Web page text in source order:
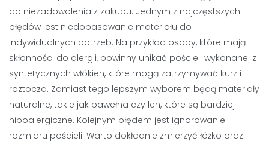
do niezadowolenia z zakupu. Jednym z najczęstszych
błędów jest niedopasowanie materiału do
indywidualnych potrzeb. Na przykład osoby, które mają
skłonności do alergii, powinny unikać pościeli wykonanej z
syntetycznych włókien, które mogą zatrzymywać kurz i
roztocza. Zamiast tego lepszym wyborem będą materiały
naturalne, takie jak bawełna czy len, które są bardziej
hipoalergiczne. Kolejnym błędem jest ignorowanie
rozmiaru pościeli. Warto dokładnie zmierzyć łóżko oraz